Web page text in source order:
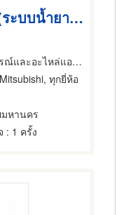
จำหน่ายแอร์ทุกประเภท (ระบบน้ำยา,ระบบน้ำเย็น)
แอร์ขนาดเล็กและชนิดแยกส่วน
ทุกยี่ห้อ
มหานคร
: 1 ครั้ง